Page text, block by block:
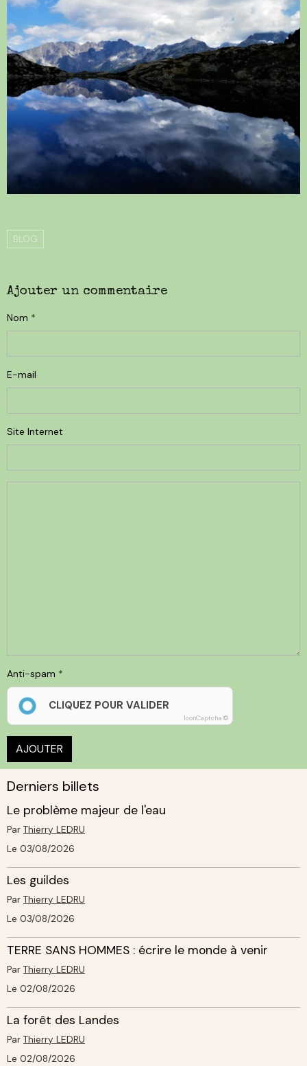
BLOG
Ajouter un commentaire
Nom
E-mail
Site Internet
Anti-spam
CLIQUEZ POUR VALIDER
IconCaptcha ©
AJOUTER
Derniers billets
Le problème majeur de l'eau
Par Thierry LEDRU
Le 03/08/2026
Les guildes
Par Thierry LEDRU
Le 03/08/2026
TERRE SANS HOMMES : écrire le monde à venir
Par Thierry LEDRU
Le 02/08/2026
La forêt des Landes
Par Thierry LEDRU
Le 02/08/2026